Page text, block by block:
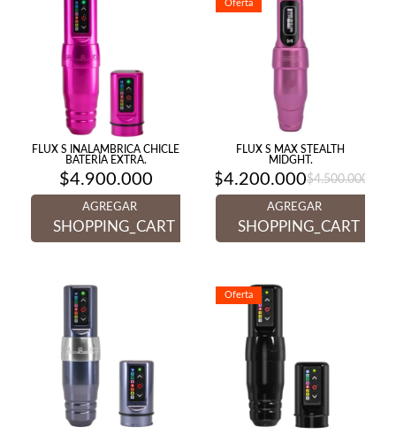
FLUX S INALAMBRICA CHICLE
BATERÍA EXTRA.
$4.900.000
AGREGAR
SHOPPING_CART
Oferta
FLUX S MAX STEALTH
MIDGHT.
$4.500.000
El
precio
original
era:
$4.500.000.
$4.200.000
El
precio
actual
es:
$4.200.000.
AGREGAR
SHOPPING_CART
Oferta